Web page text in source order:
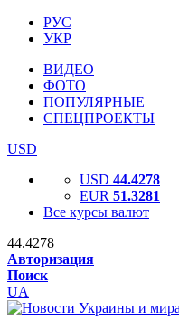
РУС
УКР
ВИДЕО
ФОТО
ПОПУЛЯРНЫЕ
СПЕЦПРОЕКТЫ
USD
USD 44.4278
EUR 51.3281
Все курсы валют
44.4278
Авторизация
Поиск
UA